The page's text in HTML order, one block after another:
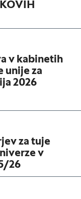
v kabinetih
unije za
2026
za tuje
v
26